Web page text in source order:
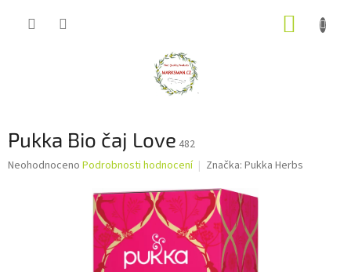
Pukka Bio čaj Love 482
Průměrné
Neohodnoceno Podrobnosti hodnocení Značka: Pukka Herbs